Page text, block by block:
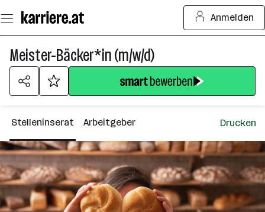
Seiteninhalt
springen
Anmelden
Meister-Bäcker*in (m/w/d)
Stelleninserat Arbeitgeber Drucken